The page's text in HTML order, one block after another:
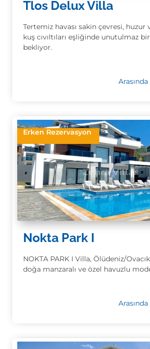
Tlos Delux Villa
Tertemiz havası sakin çevresi, huzur
kuş cıvıltıları eşliğinde unutulmaz
bekliyor.
Nokta Park I
NOKTA PARK I Villa, Ölüdeniz/
doğa manzaralı ve özel havuzlu
Erken Rezervasyon